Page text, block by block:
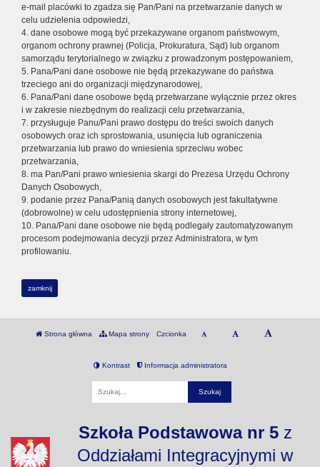
e-mail placówki to zgadza się Pan/Pani na przetwarzanie danych w
celu udzielenia odpowiedzi,
4. dane osobowe mogą być przekazywane organom państwowym,
organom ochrony prawnej (Policja, Prokuratura, Sąd) lub organom
samorządu terytorialnego w związku z prowadzonym postępowaniem,
5. Pana/Pani dane osobowe nie będą przekazywane do państwa
trzeciego ani do organizacji międzynarodowej,
6. Pana/Pani dane osobowe będą przetwarzane wyłącznie przez okres
i w zakresie niezbędnym do realizacji celu przetwarzania,
7. przysługuje Panu/Pani prawo dostępu do treści swoich danych
osobowych oraz ich sprostowania, usunięcia lub ograniczenia
przetwarzania lub prawo do wniesienia sprzeciwu wobec
przetwarzania,
8. ma Pan/Pani prawo wniesienia skargi do Prezesa Urzędu Ochrony
Danych Osobowych,
9. podanie przez Pana/Panią danych osobowych jest fakultatywne
(dobrowolne) w celu udostępnienia strony internetowej,
10. Pana/Pani dane osobowe nie będą podlegały zautomatyzowanym
procesom podejmowania decyzji przez Administratora, w tym
profilowaniu.
zamknij
Strona główna Mapa strony Czcionka
Kontrast Informacja administratora
Szkoła Podstawowa nr 5z
Oddziałami Integracyjnymi w